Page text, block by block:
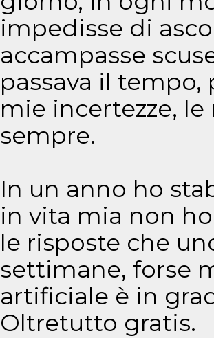
impedisse di
accampasse
passava il
mie incertezze,
sempre.
In un anno ho
in vita mia non
le risposte che
settimane, forse
artificiale è in
Oltretutto gratis.